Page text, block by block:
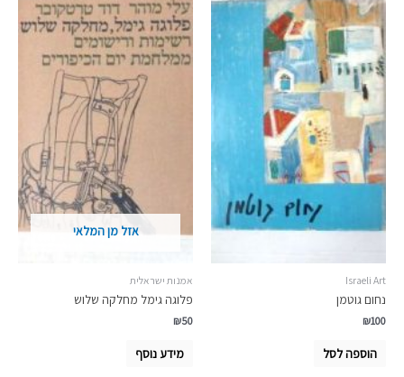
Israeli Art
נחום גוטמן
₪100
הוספה לסל
אזל מן המלאי
אמנות ישראלית
פלוגה גימל מחלקה שלוש
₪50
מידע נוסף